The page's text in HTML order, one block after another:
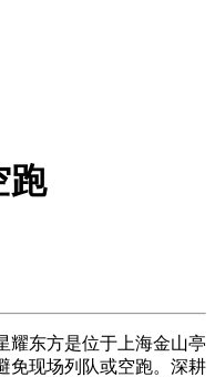
跑
东方是位于上海金山亭
免现场列队或空跑。深耕